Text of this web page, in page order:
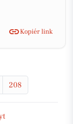
Kopiér link
208